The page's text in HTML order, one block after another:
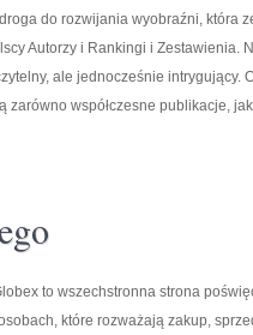
do rozwijania wyobraźni, która
Autorzy i Rankingi i Zestawienia.
ale jednocześnie intrygujący.
zarówno współczesne publikacje, jak
to wszechstronna strona
które rozważają zakup,